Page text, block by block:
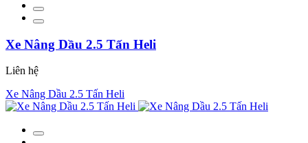
Xe Nâng Dầu 2.5 Tấn Heli
Liên hệ
Xe Nâng Dầu 2.5 Tấn Heli